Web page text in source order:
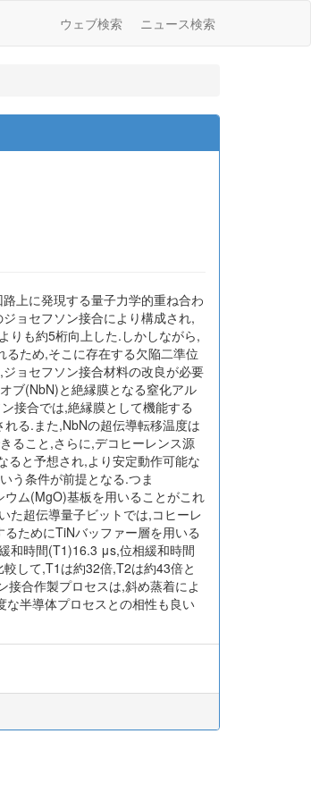
ウェブ検索 ニュース検索
上に発現する量子力学的重ね合わ
ョセフソン接合により構成され,
りも約5桁向上した.しかしながら,
ため,そこに存在する欠陥二準位
ョセフソン接合材料の改良が必要
ブ(NbN)と絶縁膜となる窒化アル
接合では,絶縁膜として機能する
る.また,NbNの超伝導転移温度は
ること,さらに,デコヒーレンス源
ると予想され,より安定動作可能な
う条件が前提となる.つま
ム(MgO)基板を用いることがこれ
た超伝導量子ビットでは,コヒーレ
ためにTiNバッファー層を用いる
和時間(T1)16.3 μs,位相緩和時間
して,T1は約32倍,T2は約43倍と
合作製プロセスは,斜め蒸着によ
な半導体プロセスとの相性も良い